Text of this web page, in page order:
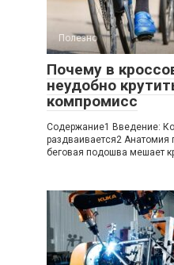
Полезно
Почему в
неудобно
компромисс
Содержание1 Введение:
раздваивается2
беговая подошва мешает